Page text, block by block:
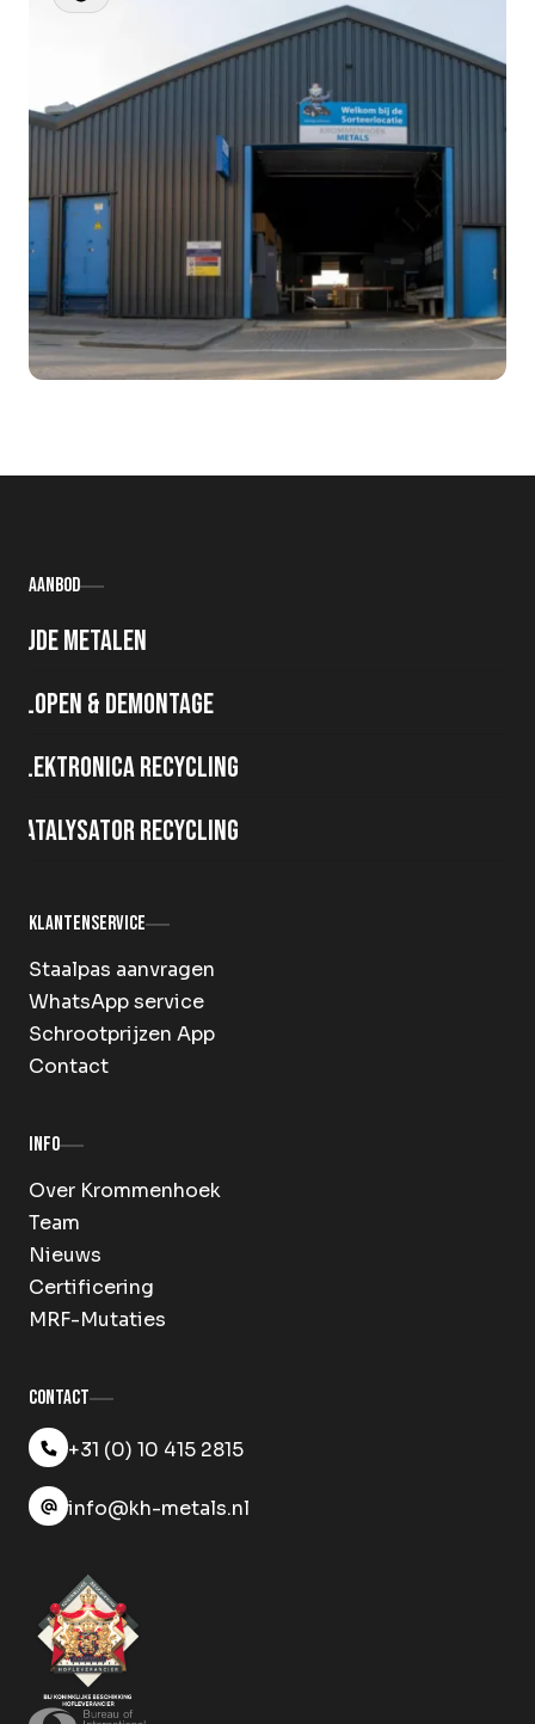
Aanbod
Oude metalen
Slopen & demontage
Elektronica recycling
Katalysator recycling
Klantenservice
Staalpas aanvragen
WhatsApp service
Schrootprijzen App
Contact
Info
Over Krommenhoek
Team
Nieuws
Certificering
MRF-Mutaties
Contact
+31 (0) 10 415 2815
info@kh-metals.nl